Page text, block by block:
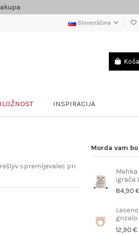
Slovenščina
INSPIRACIJA
spremljevalec pri
Morda vam
igrača
84,90 €
grizalo
12,90 €